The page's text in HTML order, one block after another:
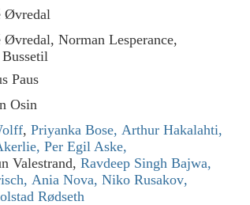
Øvredal
Øvredal, Norman Lesperance,
Paus
Osin
, Priyanka Bose, Arthur Hakalahti,
, Per Egil Aske,
Valestrand, Ravdeep Singh Bajwa,
, Ania Nova, Niko Rusakov,
Rødseth